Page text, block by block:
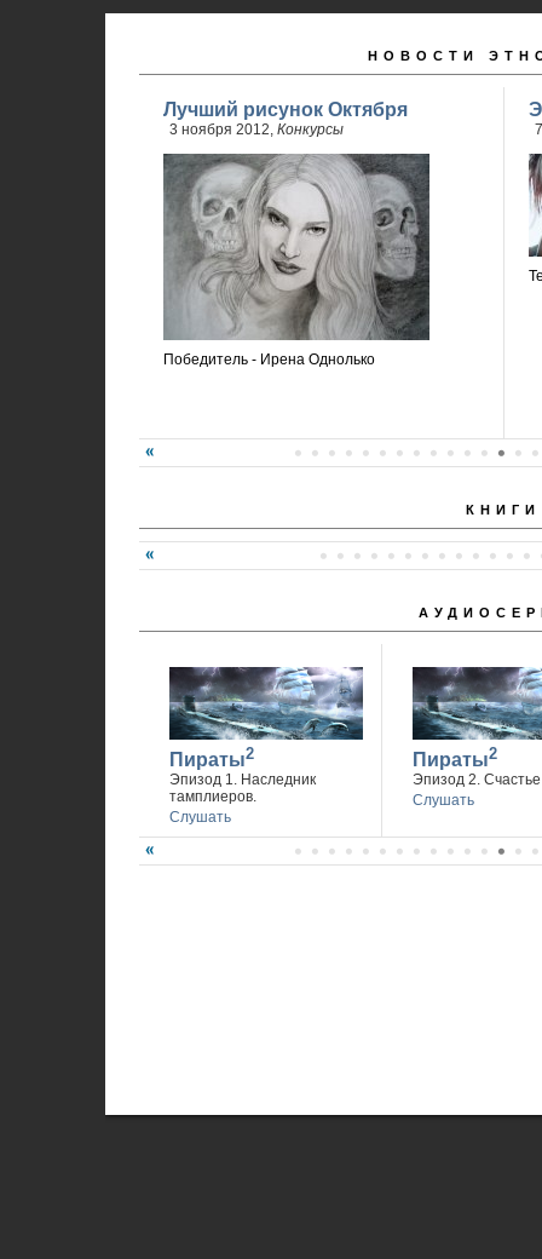
НОВОСТИ
Лучший рисунок Октября
3 ноября 2012, Конкурсы
Победитель - Ирена Однолько
КНИГИ
Пираты2
Эпизод 1. Наследник
тамплиеров.
Слушать
Пираты2
Эпизод 2. Счастье
Слушать